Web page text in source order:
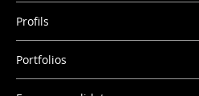
Profils
Portfolios